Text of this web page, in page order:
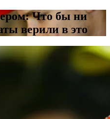
Что бы ни
верили в это